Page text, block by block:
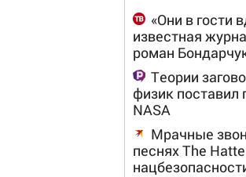
«Они в гости
известная
роман
Теории
физик поставил
NASA
Мрачные
песнях The